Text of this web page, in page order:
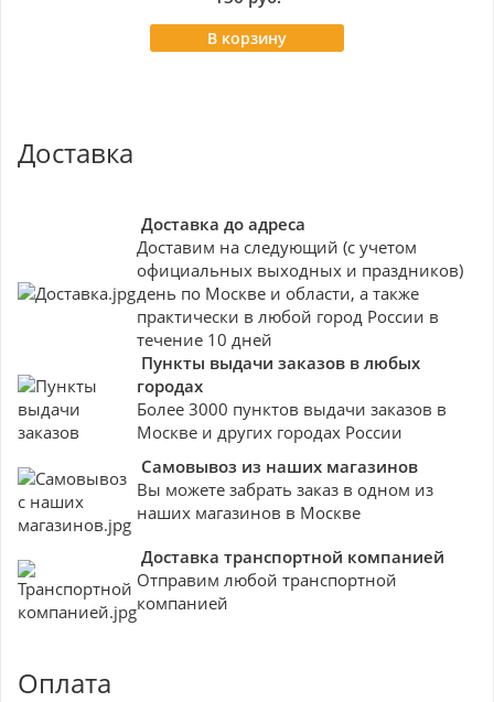
В корзину
Доставка
Доставка до адреса
Доставим на следующий (с учетом
официальных выходных и праздников)
день по Москве и области, а также
практически в любой город России в
течение 10 дней
Пункты выдачи заказов в любых
городах
Более 3000 пунктов выдачи заказов в
Москве и других городах России
Самовывоз из наших магазинов
Вы можете забрать заказ в одном из
наших магазинов в Москве
Доставка транспортной компанией
Отправим любой транспортной
компанией
Оплата